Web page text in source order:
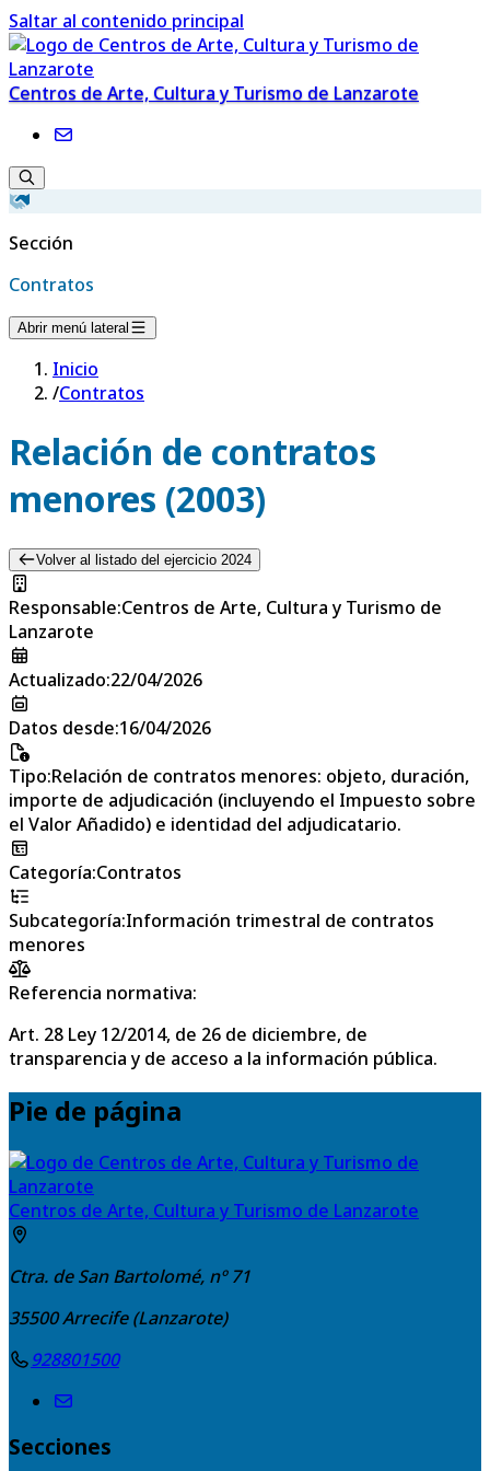
Saltar al contenido principal
Centros de Arte, Cultura y Turismo de Lanzarote
Sección
Contratos
Abrir menú lateral
Inicio
/Contratos
Relación de contratos
menores (2003)
Volver al listado del ejercicio 2024
Responsable:Centros de Arte, Cultura y Turismo de
Lanzarote
Actualizado:22/04/2026
Datos desde:16/04/2026
Tipo:Relación de contratos menores: objeto, duración,
importe de adjudicación (incluyendo el Impuesto sobre
el Valor Añadido) e identidad del adjudicatario.
Categoría:Contratos
Subcategoría:Información trimestral de contratos
menores
Referencia normativa:
Art. 28 Ley 12/2014, de 26 de diciembre, de
transparencia y de acceso a la información pública.
Pie de página
Centros de Arte, Cultura y Turismo de Lanzarote
Ctra. de San Bartolomé, nº 71
35500Arrecife (Lanzarote)
928801500
Secciones